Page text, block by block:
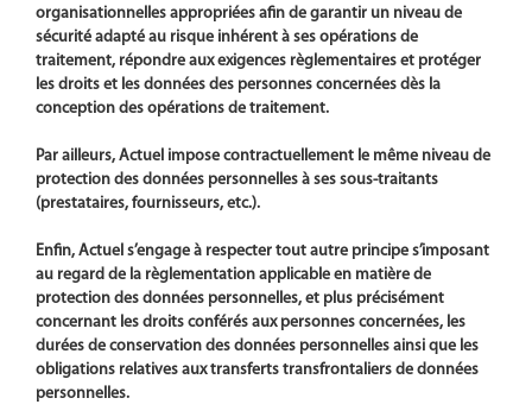
organisationnelles appropriées afin de garantir un niveau de
sécurité adapté au risque inhérent à ses opérations de
traitement, répondre aux exigences règlementaires et protéger
les droits et les données des personnes concernées dès la
conception des opérations de traitement.
Par ailleurs, Actuel impose contractuellement le même niveau de
protection des données personnelles à ses sous-traitants
(prestataires, fournisseurs, etc.).
Enfin, Actuel s’engage à respecter tout autre principe s’imposant
au regard de la règlementation applicable en matière de
protection des données personnelles, et plus précisément
concernant les droits conférés aux personnes concernées, les
durées de conservation des données personnelles ainsi que les
obligations relatives aux transferts transfrontaliers de données
personnelles.